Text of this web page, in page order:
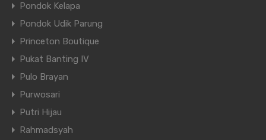
Pondok Kelapa
Pondok Udik Parung
Princeton Boutique
Pukat Banting IV
Pulo Brayan
Purwosari
Putri Hijau
Rahmadsyah